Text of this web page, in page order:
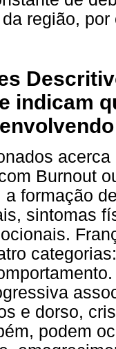
região, por
indicam
Burnout
a formação
sintomas
e dorso,
podem